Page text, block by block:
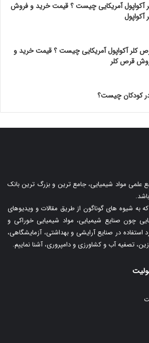
آکواپول آمریکایی چیست ؟ قیمت خرید و فروش
آکواپول
کلر آکواپول آمریکایی چیست ؟ قیمت خرید و
قرص کلر
کودکان چیست؟
علمی مواد شیمیایی، جامع ترین و بزرگ ترین بانک
به شیوه های گوناگون از طریق مقالات و ویدیوهای
چون صنایع شیمیایی، مواد شیمیایی خوراکی و
استفاده در صنایع آرایشی و بهداشتی، آزمایشگاهی،
تصفیه آب و کشاورزی و دامپروری، آشنا نماییم.